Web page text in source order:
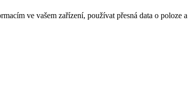
ve vašem zařízení, používat přesná data o poloze a